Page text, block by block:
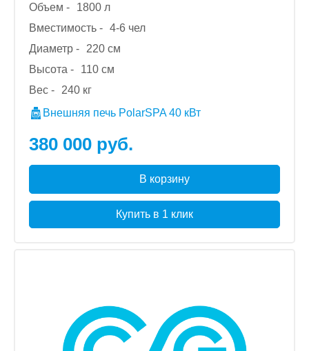
Объем -
1800 л
Вместимость - 4-6 чел
Диаметр -
220 см
Высота -
110 см
Вес -
240 кг
Внешняя печь PolarSPA 40 кВт
380 000 руб.
В корзину
Купить в 1 клик